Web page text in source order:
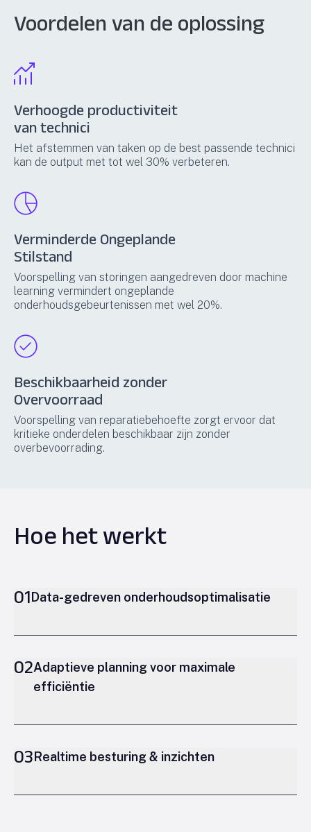
Voordelen van de oplossing
Verhoogde productiviteit
van technici
Het afstemmen van taken op de best passende technici
kan de output met tot wel 30% verbeteren.
Verminderde Ongeplande
Stilstand
Voorspelling van storingen aangedreven door machine
learning vermindert ongeplande
onderhoudsgebeurtenissen met wel 20%.
Beschikbaarheid zonder
Overvoorraad
Voorspelling van reparatiebehoefte zorgt ervoor dat
kritieke onderdelen beschikbaar zijn zonder
overbevoorrading.
Hoe het werkt
01 Data-gedreven onderhoudsoptimalisatie
02Adaptieve planning voor maximale
efficiëntie
03 Realtime besturing & inzichten